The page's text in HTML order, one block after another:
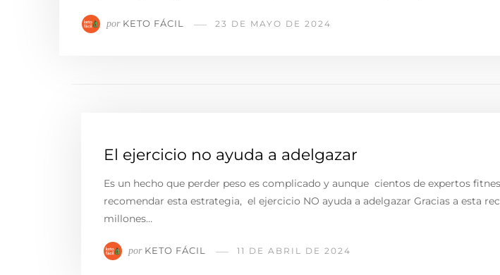
por KETO FÁCIL 23 DE MAYO DE 2024
El ejercicio no ayuda a adelgazar
Es un hecho que perder peso es complicado y aunque cientos de expertos
recomendar esta estrategia, el ejercicio NO ayuda a adelgazar Gracias a esta
millones…
por KETO FÁCIL 11 DE ABRIL DE 2024